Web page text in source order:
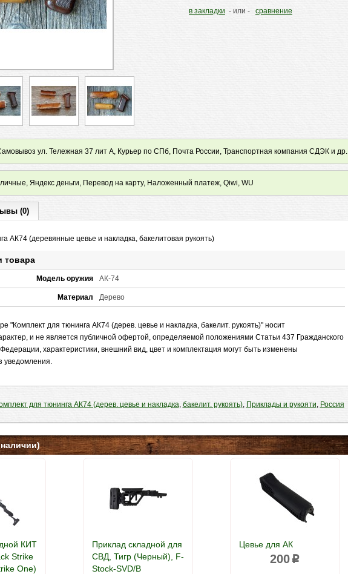
в закладки - или - сравнение
ул. Тележная 37 лит А, Курьер по СПб, Почта России, Транспортная компания СДЭК и др.
Яндекс деньги, Перевод на карту, Наложенный платеж, Qiwi, WU
(0)
АК74 (деревянные цевье и накладка, бакелитовая рукоять)
товара
Модель оружия АК-74
Материал Дерево
"Комплект для тюнинга АК74 (дерев. цевье и накладка, бакелит. рукоять)" носит
и не является публичной офертой, определяемой положениями Статьи 437 Гражданского
Федерации, характеристики, внешний вид, цвет и комплектация могут быть изменены
уведомления.
для тюнинга АК74 (дерев. цевье и накладка, бакелит. рукоять), Приклады и рукояти, Россия
КИТ
Strike
One)
Приклад складной для
СВД, Тигр (Черный), F-
Stock-SVD/B
Цевье для АК
200 p